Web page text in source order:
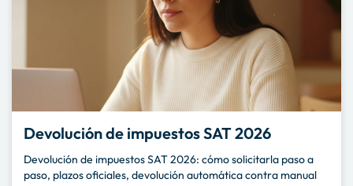
Devolución de impuestos SAT 2026
Devolución de impuestos SAT 2026: cómo solicitarla paso a
paso, plazos oficiales, devolución automática contra manual